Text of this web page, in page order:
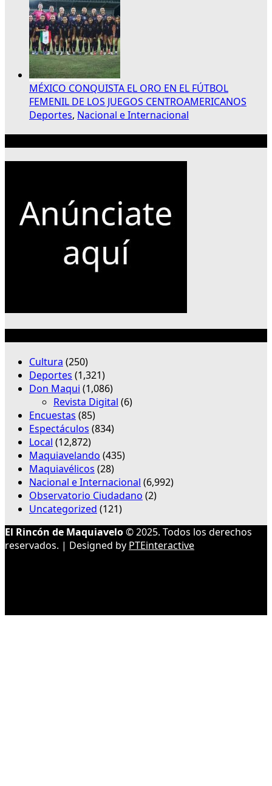
MÉXICO CONQUISTA EL ORO EN EL FÚTBOL
FEMENIL DE LOS JUEGOS CENTROAMERICANOS
Deportes, Nacional e Internacional
Cultura (250)
Deportes (1,321)
Don Maqui (1,086)
Revista Digital (6)
Encuestas (85)
Espectáculos (834)
Local (12,872)
Maquiavelando (435)
Maquiavélicos (28)
Nacional e Internacional (6,992)
Observatorio Ciudadano (2)
Uncategorized (121)
El Rincón de Maquiavelo© 2025. Todos los derechos
reservados. | Designed by PTEinteractive